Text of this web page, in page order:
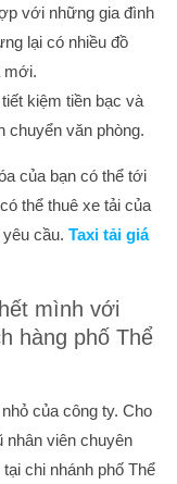
với những gia đình
lại có nhiều đồ
mới.
kiệm tiền bạc và
chuyển văn phòng.
của bạn có thể tới
thể thuê xe tải của
cầu. Taxi tải giá
mình với
hàng phố Thể
của công ty. Cho
nhân viên chuyên
chi nhánh phố Thể